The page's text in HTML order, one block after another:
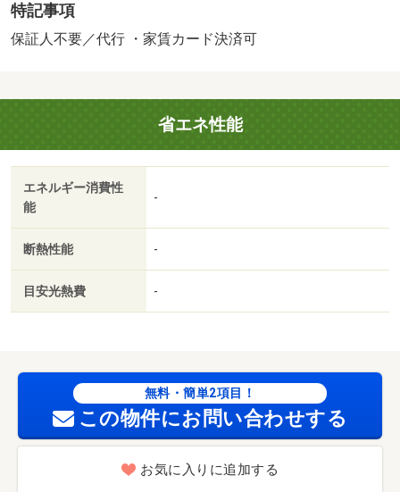
事務手数料 ２２，０００円がかかります。契約時にクリ
ーニング費６０，０００円、鍵セット費３，３００円（税
／シャワー付洗面台／ＴＶインターホン／浴室乾燥機／室
内洗濯置／シューズボックス／システムキッチン／追焚機
能浴室／温水洗浄便座／脱衣所／洗面所独立／洗面化粧台
／２口コンロ／駐輪場／宅配ボックス／ＣＡＴＶ／敷金不
要／対面式キッチン／防犯カメラ／ＩＨクッキングヒータ
ー／照明付／オートバス／ウォークインクロゼット／保証
ト使用料不要／床下収納／築２年以内／２４時間換気シス
テム／複層ガラス／築３年以内／サンルーム／トイレ未使
用／２駅利用可／駅徒歩１０分以内／敷地内ごみ置き場／
決済可／ファミリーマート（コンビニ）まで１６７ｍ／
（株）大阪屋ショップ／魚津釈迦堂店（スーパー）まで８
９５ｍ／ローソン魚津上村木店（コンビニ）まで１３３９
ｍ／（株）大阪屋ショップ／サンプラザ店（スーパー）ま
で１３３７ｍ／業務スーパー魚津店（スーパー）まで１３
７４ｍ／アップルヒル（スーパー）まで１８０４ｍ/賃貸戸
特記事項
保証人不要／代行 ・家賃カード決済可
省エネ性能
エネルギー消費性
能
-
断熱性能 -
目安光熱費 -
無料・簡単2項目！
この物件にお問い合わせする
お気に入りに追加する